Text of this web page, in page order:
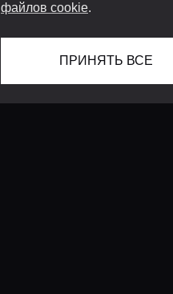
файлов cookie.
ПРИНЯТЬ ВСЕ